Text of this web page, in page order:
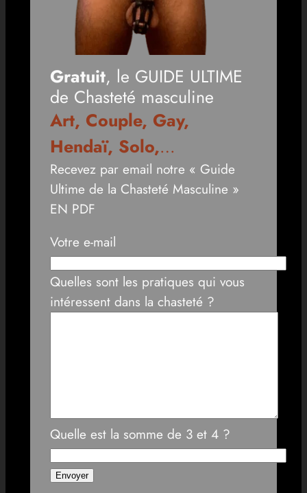
Gratuit, le GUIDE ULTIME
de Chasteté masculine
Art, Couple, Gay,
Hendaï, Solo,…
Recevez par email notre « Guide
Ultime de la Chasteté Masculine »
EN PDF
Votre e-mail
Quelles sont les pratiques qui vous
intéressent dans la chasteté ?
Quelle est la somme de 3 et 4 ?